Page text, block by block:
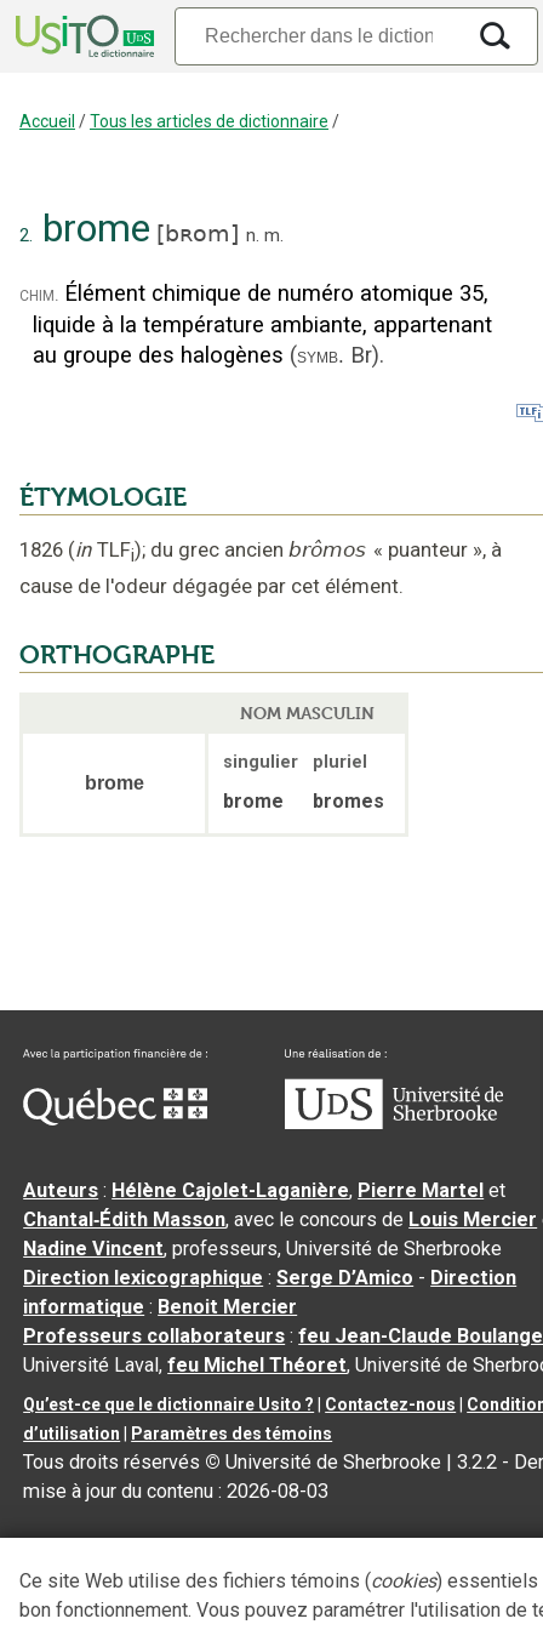
Accueil /Tous les articles de dictionnaire /
2. brome [bʀom] n. m.
chim. Élément chimique de numéro atomique 35,
liquide à la température ambiante, appartenant
au groupe des halogènes (symb. Br).
ÉTYMOLOGIE
1826 (in TLFi); du grec ancien brômos « puanteur », à
cause de l'odeur dégagée par cet élément.
ORTHOGRAPHE
NOM MASCULIN
brome
singulier pluriel
brome bromes
Auteurs : Hélène Cajolet-Laganière, Pierre Martel et
Chantal‑Édith Masson, avec le concours de Louis Mercier
Nadine Vincent, professeurs, Université de Sherbrooke
Direction lexicographique :Serge D’Amico - Direction
informatique : Benoit Mercier
Professeurs collaborateurs :feu Jean-Claude
Université Laval,feu Michel Théoret, Université de
Qu’est-ce que le dictionnaire Usito ? | Contactez-nous |
d’utilisation | Paramètres des témoins
Tous droits réservés © Université de Sherbrooke |3.2.2 -
mise à jour du contenu :2026-08-03
Ce site Web utilise des fichiers témoins (cookies) essentiels
bon fonctionnement. Vous pouvez paramétrer l'utilisation de